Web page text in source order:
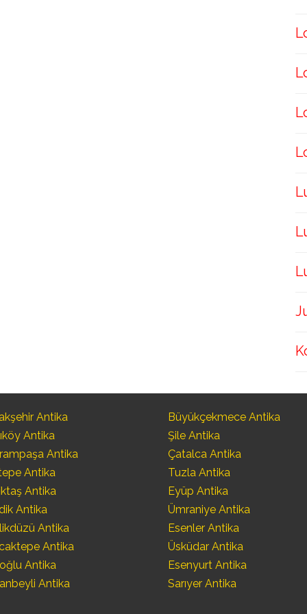
Antika
Antika
Antika
Antika
Antika
Antika
Antika
Antika
Antika
Antika
Büyükçekmece Antika
Şile Antika
Çatalca Antika
Tuzla Antika
Eyüp Antika
Ümraniye Antika
Esenler Antika
Üsküdar Antika
Esenyurt Antika
Sarıyer Antika